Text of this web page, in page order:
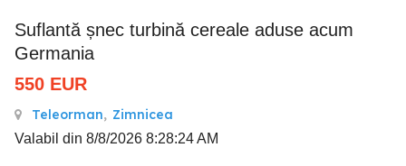
Suflantă șnec turbină cereale aduse acum
Germania
550 EUR
Teleorman, Zimnicea
Valabil din 8/8/2026 8:28:24 AM